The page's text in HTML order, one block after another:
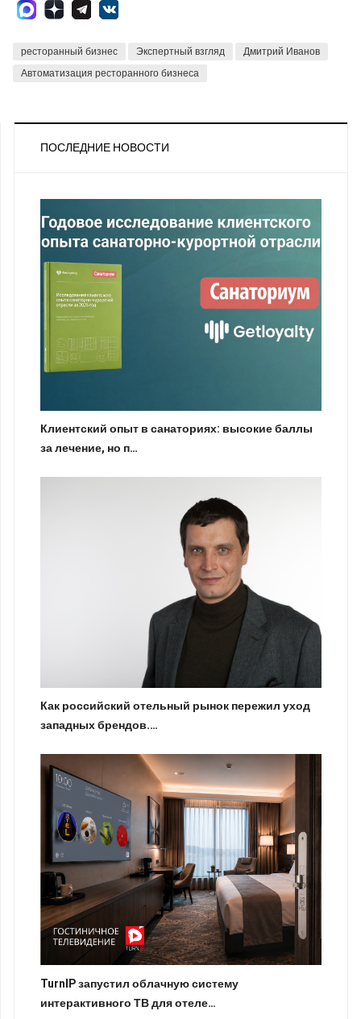
ресторанный бизнес Экспертный взгляд
Дмитрий Иванов
Автоматизация ресторанного бизнеса
ПОСЛЕДНИЕ НОВОСТИ
Клиентский опыт в санаториях: высокие баллы
за лечение, но п…
Как российский отельный рынок пережил уход
западных брендов.…
TurnIP запустил облачную систему
интерактивного ТВ для отеле…